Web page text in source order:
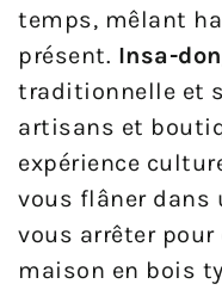
temps, mêlant
présent. Insa-
traditionnelle et
artisans et
expérience
vous flâner dans
vous arrêter
maison en bois